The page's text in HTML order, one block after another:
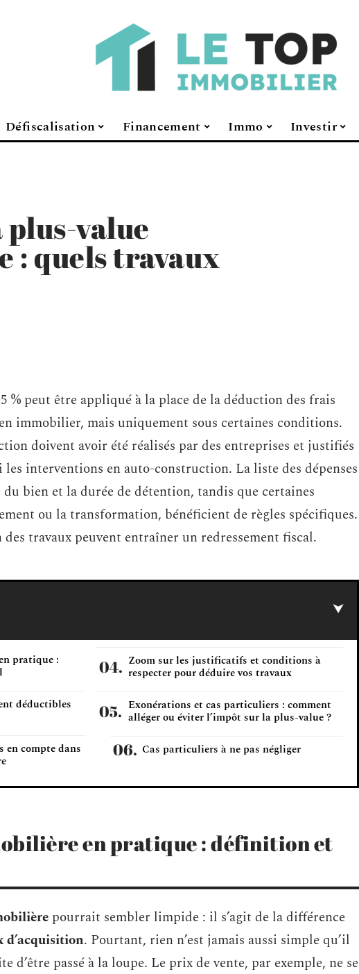
Défiscalisation Financement Immo Investir
plus-value
: quels travaux
% peut être appliqué à la place de la déduction des frais
immobilier, mais uniquement sous certaines conditions.
doivent avoir été réalisés par des entreprises et justifiés
interventions en auto-construction. La liste des dépenses
bien et la durée de détention, tandis que certaines
ou la transformation, bénéficient de règles spécifiques.
travaux peuvent entraîner un redressement fiscal.
pratique :
déductibles
en compte dans
Zoom sur les justificatifs et conditions à
respecter pour déduire vos travaux
Exonérations et cas particuliers : comment
alléger ou éviter l’impôt sur la plus-value ?
Cas particuliers à ne pas négliger
en pratique : définition et
pourrait sembler limpide : il s’agit de la différence
d’acquisition. Pourtant, rien n’est jamais aussi simple qu’il
d’être passé à la loupe. Le prix de vente, par exemple, ne se